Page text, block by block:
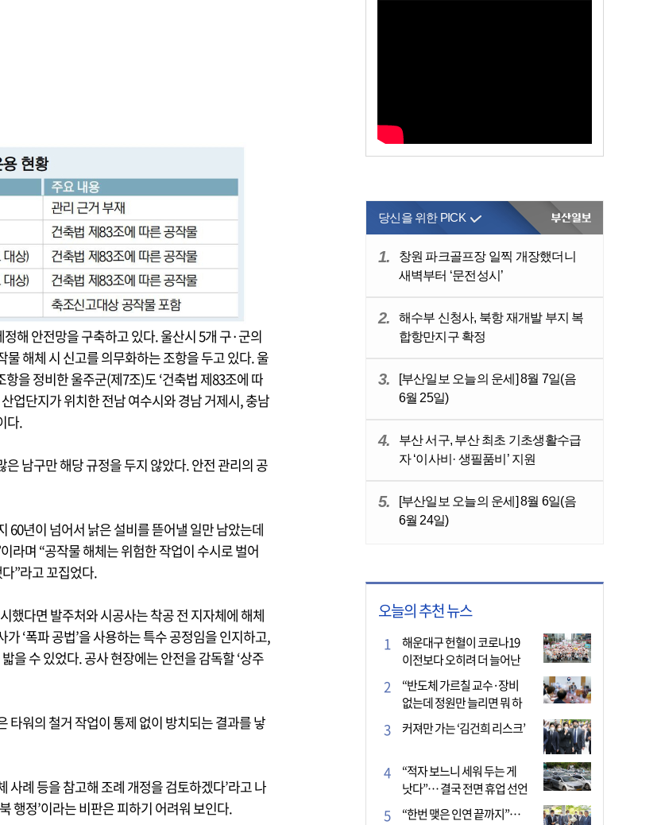
해 안전망을 구축하고 있다. 울산시 5개 구·군의
물 해체 시 신고를 의무화하는 조항을 두고 있다. 울
을 정비한 울주군(제7조)도 ‘건축법 제83조에 따
업단지가 위치한 전남 여수시와 경남 거제시, 충남
다.
남구만 해당 규정을 두지 않았다. 안전 관리의 공
60년이 넘어서 낡은 설비를 뜯어낼 일만 남았는데
라며 “공작물 해체는 위험한 작업이 수시로 벌어
”라고 꼬집었다.
했다면 발주처와 시공사는 착공 전 지자체에 해체
‘폭파 공법’을 사용하는 특수 공정임을 인지하고,
을 수 있었다. 공사 현장에는 안전을 감독할 ‘상주
타워의 철거 작업이 통제 없이 방치되는 결과를 낳
사례 등을 참고해 조례 개정을 검토하겠다’라고 나
행정’이라는 비판은 피하기 어려워 보인다.
오늘의 추천 뉴스
해운대구 헌혈이 코로나19
이전보다 오히려 더 늘어난
이유는?
“반도체 가르칠 교수·장비
없는데 정원만 늘리면 뭐 하
나”
커져만 가는 ‘김건희 리스크’
“적자 보느니 세워 두는 게
낫다”… 결국 전면 휴업 선언
한 택시회사
“한번 맺은 인연 끝까지”…